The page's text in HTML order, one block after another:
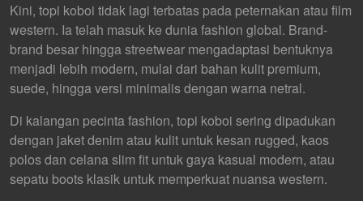
Kini, topi koboi tidak lagi terbatas pada peternakan atau film
western. Ia telah masuk ke dunia fashion global. Brand-
brand besar hingga streetwear mengadaptasi bentuknya
menjadi lebih modern, mulai dari bahan kulit premium,
suede, hingga versi minimalis dengan warna netral.
Di kalangan pecinta fashion, topi koboi sering dipadukan
dengan jaket denim atau kulit untuk kesan rugged, kaos
polos dan celana slim fit untuk gaya kasual modern, atau
sepatu boots klasik untuk memperkuat nuansa western.